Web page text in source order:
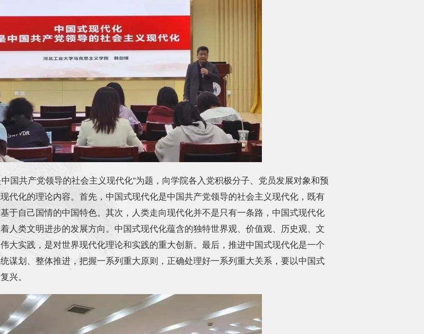
国共产党领导的社会主义现代化”为题，向学院各入党积极分子、党员发展对象和预
代化的理论内容。首先，中国式现代化是中国共产党领导的社会主义现代化，既有
于自己国情的中国特色。其次，人类走向现代化并不是只有一条路，中国式现代化
人类文明进步的发展方向。中国式现代化蕴含的独特世界观、价值观、历史观、文
大实践，是对世界现代化理论和实践的重大创新。最后，推进中国式现代化是一个
谋划、整体推进，把握一系列重大原则，正确处理好一系列重大关系，要以中国式
兴。